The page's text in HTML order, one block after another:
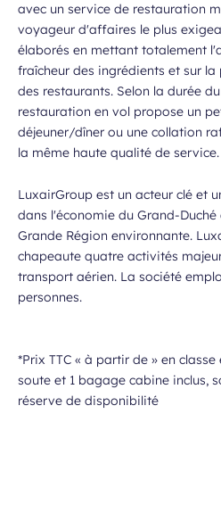
avec un service de restauration
voyageur d'affaires le plus
élaborés en mettant totalement
fraîcheur des ingrédients et sur
des restaurants. Selon la durée
restauration en vol propose un
déjeuner/dîner ou une collation
la même haute qualité de service.
LuxairGroup est un acteur clé et
dans l'économie du Grand-
Grande Région environnante.
chapeaute quatre activités
transport aérien. La société
personnes.
*Prix TTC « à partir de » en
soute et 1 bagage cabine inclus,
réserve de disponibilité